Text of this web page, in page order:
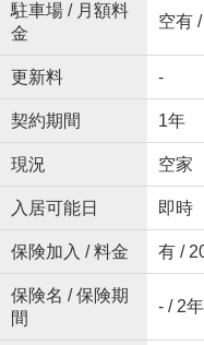
駐車場 / 月額料
金
空有
更新料 -
契約期間 1年
現況 空家
入居可能日 即時
保険加入 / 料金 有 /
保険名 / 保険期
間
- / 2年